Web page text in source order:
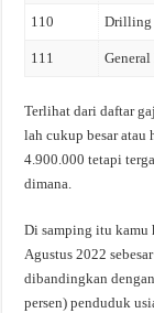
110 Drilling
111
Terlihat dari daftar
lah cukup besar atau
4.900.000 tetapi
dimana.
Di samping itu kamu
Agustus 2022
dibandingkan
persen) penduduk